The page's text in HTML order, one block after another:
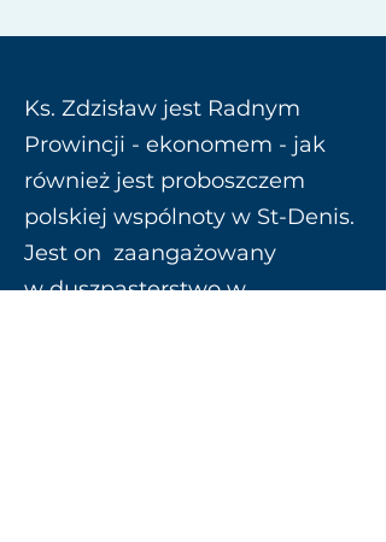
Ks. Zdzisław jest Radnym
Prowincji - ekonomem - jak
również jest proboszczem
polskiej wspólnoty w St-Denis.
Jest on zaangażowany
w duszpasterstwo w